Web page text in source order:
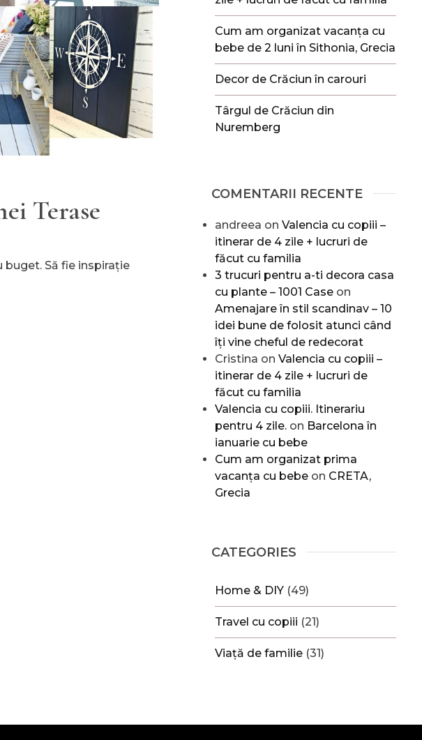
Cum am organizat vacanța cu
bebe de 2 luni în Sithonia, Grecia
Decor de Crăciun în carouri
Târgul de Crăciun din
Nuremberg
COMENTARII RECENTE
andreea on Valencia cu copiii –
itinerar de 4 zile + lucruri de
făcut cu familia
3 trucuri pentru a-ti decora casa
cu plante – 1001 Case on
Amenajare în stil scandinav – 10
idei bune de folosit atunci când
îți vine cheful de redecorat
Cristina on Valencia cu copiii –
itinerar de 4 zile + lucruri de
făcut cu familia
Valencia cu copiii. Itinerariu
pentru 4 zile. on Barcelona în
ianuarie cu bebe
Cum am organizat prima
vacanța cu bebe on CRETA,
Grecia
CATEGORIES
Home & DIY (49)
Travel cu copiii (21)
Viață de familie (31)
Terase
Să fie inspirație